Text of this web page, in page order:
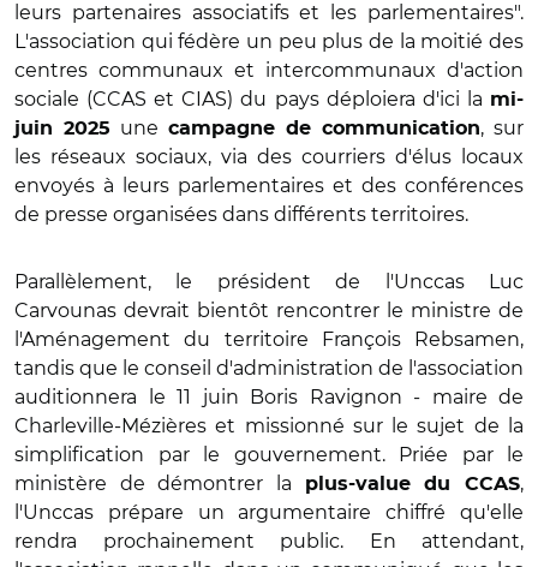
leurs partenaires associatifs et les parlementaires".
L'association qui fédère un peu plus de la moitié des
centres communaux et intercommunaux d'action
sociale (CCAS et CIAS) du pays déploiera d'ici la mi-
juin 2025
une campagne de communication, sur
les réseaux sociaux, via des courriers d'élus locaux
envoyés à leurs parlementaires et des conférences
de presse organisées dans différents territoires.
Parallèlement, le président de l'Unccas Luc
Carvounas devrait bientôt rencontrer le ministre de
l'Aménagement du territoire François Rebsamen,
tandis que le conseil d'administration de l'association
auditionnera le 11 juin Boris Ravignon - maire de
Charleville-Mézières et missionné sur le sujet de la
simplification par le gouvernement. Priée par le
ministère de démontrer la
plus-value du CCAS,
l'Unccas prépare un argumentaire chiffré qu'elle
rendra prochainement public. En attendant,